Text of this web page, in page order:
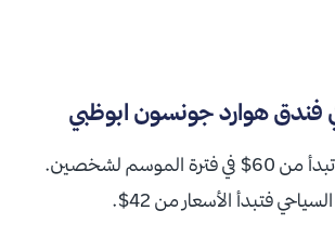
فندق هوارد جونسون ابوظبي
الأسعار في الفندق تبدأ من 60$ في فترة الموسم لشخصين.
فتبدأ الأسعار من 42$.